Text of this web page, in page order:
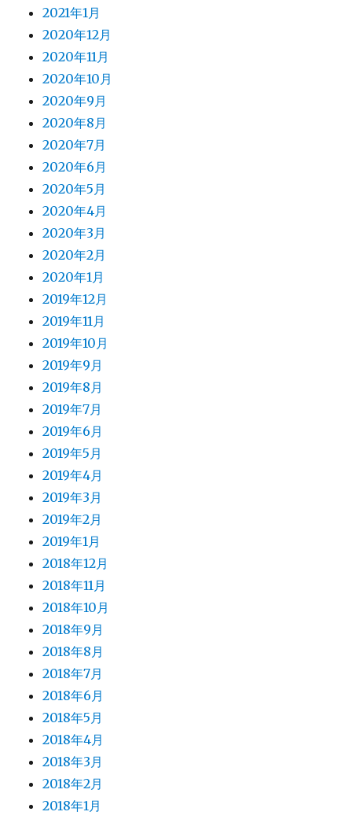
2021年1月
2020年12月
2020年11月
2020年10月
2020年9月
2020年8月
2020年7月
2020年6月
2020年5月
2020年4月
2020年3月
2020年2月
2020年1月
2019年12月
2019年11月
2019年10月
2019年9月
2019年8月
2019年7月
2019年6月
2019年5月
2019年4月
2019年3月
2019年2月
2019年1月
2018年12月
2018年11月
2018年10月
2018年9月
2018年8月
2018年7月
2018年6月
2018年5月
2018年4月
2018年3月
2018年2月
2018年1月